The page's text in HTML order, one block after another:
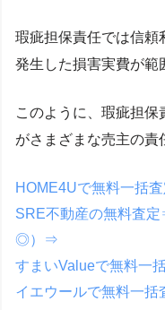
瑕疵担保責任では信頼
発生した損害実費が範
このように、瑕疵担保
がさまざまな売主の責
HOME4Uで無料一括
SRE不動産の無料査
◎）⇒
すまいValueで無料一
イエウールで無料一